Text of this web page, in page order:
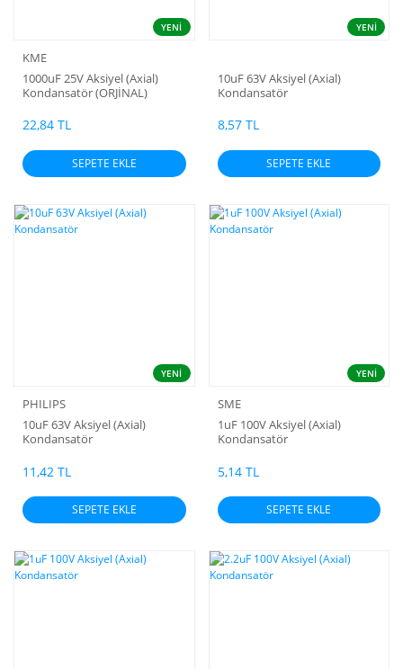
YENİ
KME
1000uF 25V Aksiyel (Axial)
Kondansatör (ORJİNAL)
22,84 TL
SEPETE EKLE
YENİ
10uF 63V Aksiyel (Axial)
Kondansatör
8,57 TL
SEPETE EKLE
YENİ
PHILIPS
10uF 63V Aksiyel (Axial)
Kondansatör
11,42 TL
SEPETE EKLE
YENİ
SME
1uF 100V Aksiyel (Axial)
Kondansatör
5,14 TL
SEPETE EKLE